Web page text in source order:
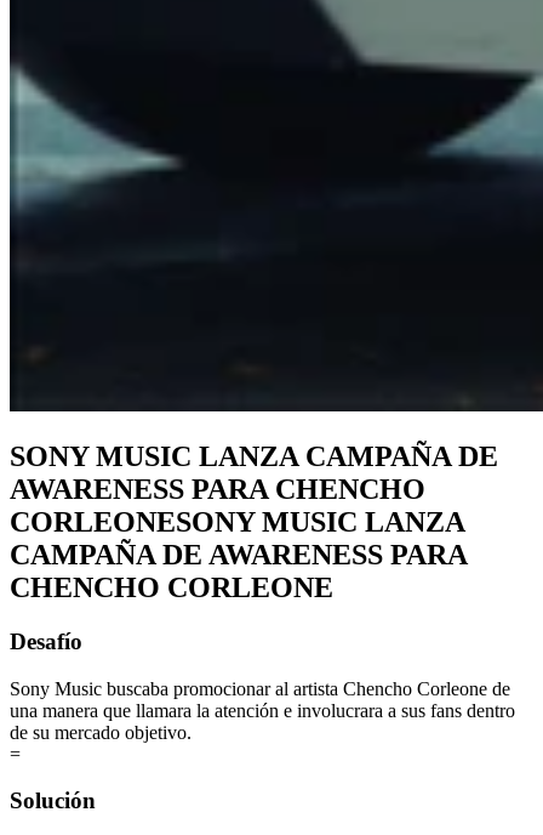
SONY MUSIC LANZA CAMPAÑA DE
AWARENESS PARA CHENCHO
CORLEONESONY MUSIC LANZA
CAMPAÑA DE AWARENESS PARA
CHENCHO CORLEONE
Desafío
Sony Music buscaba promocionar al artista Chencho Corleone de
una manera que llamara la atención e involucrara a sus fans dentro
de su mercado objetivo.
=
Solución